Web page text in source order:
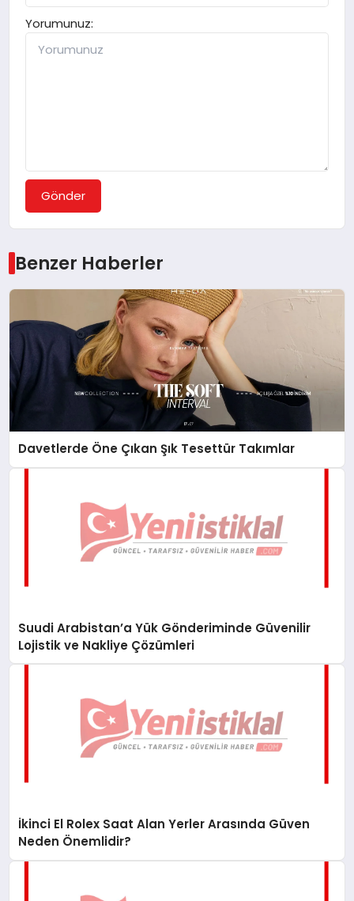
Yorumunuz:
Gönder
Benzer Haberler
Davetlerde Öne Çıkan Şık Tesettür Takımlar
Suudi Arabistan’a Yük Gönderiminde Güvenilir
Lojistik ve Nakliye Çözümleri
İkinci El Rolex Saat Alan Yerler Arasında Güven
Neden Önemlidir?